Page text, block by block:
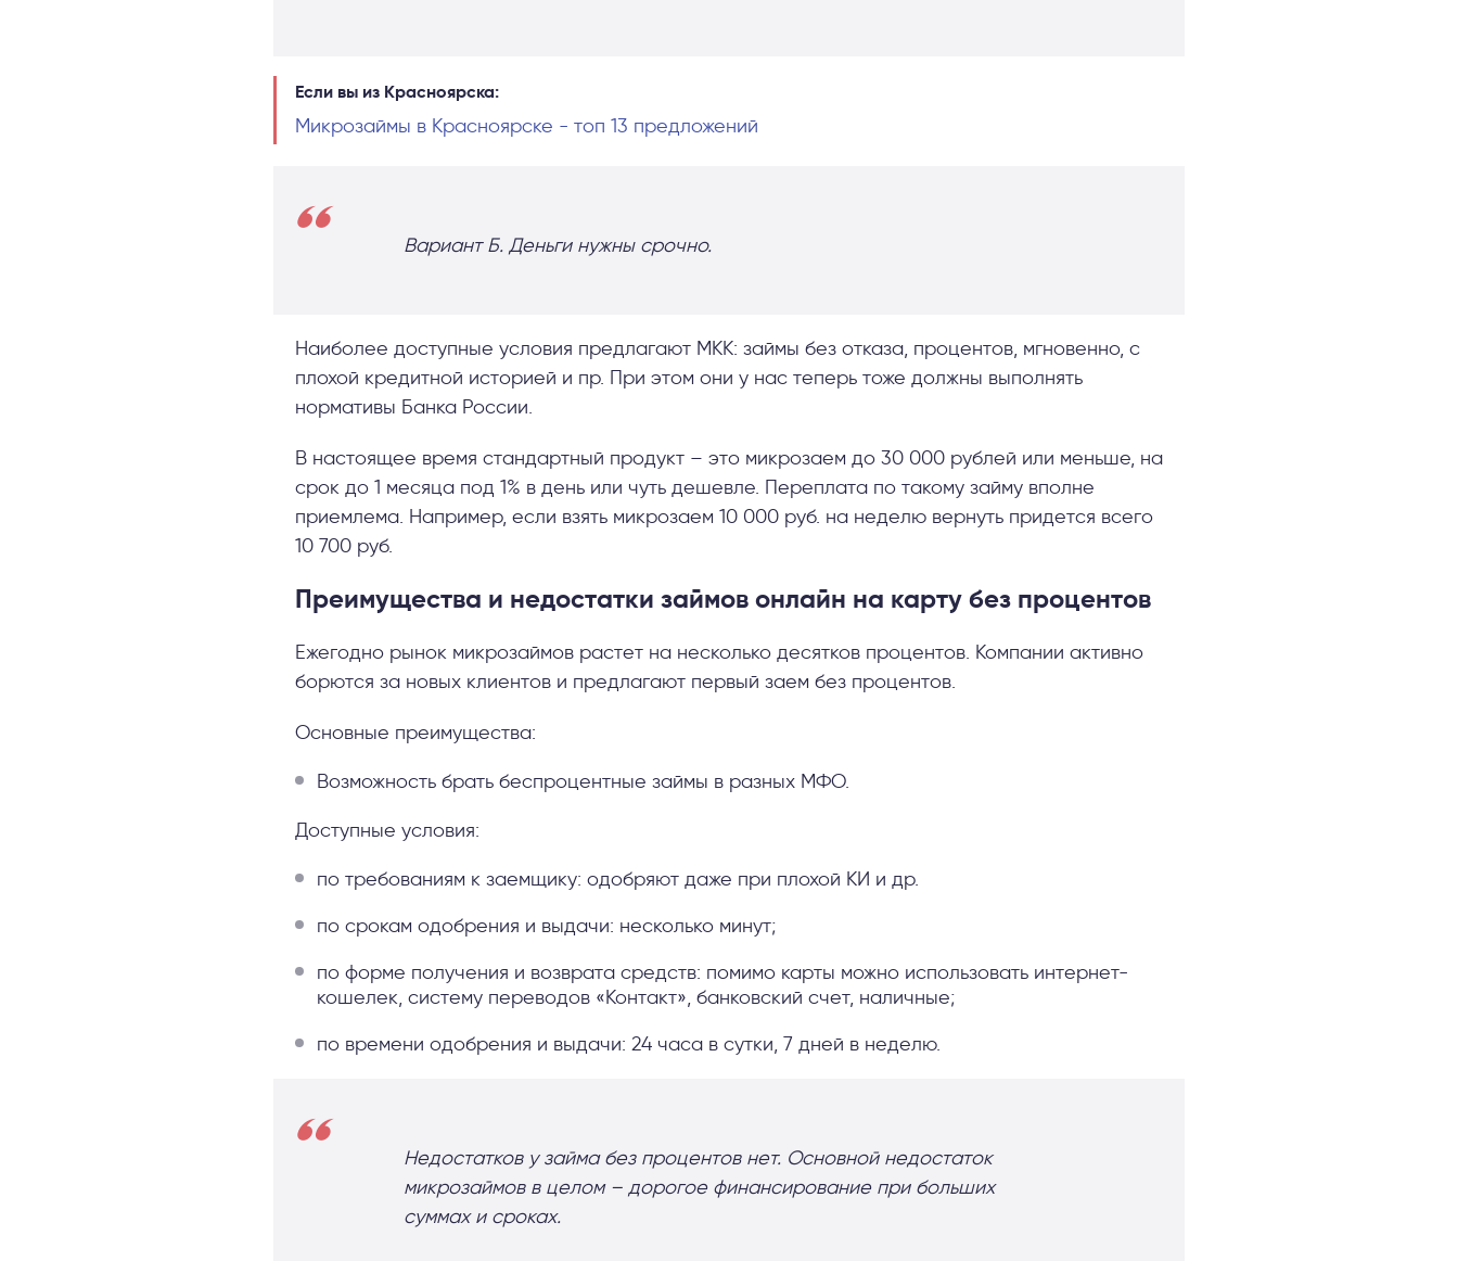
Если вы из Красноярска:
Микрозаймы в Красноярске - топ 13 предложений
Вариант Б. Деньги нужны срочно.
Наиболее доступные условия предлагают МКК: займы без отказа, процентов, мгновенно, с
плохой кредитной историей и пр. При этом они у нас теперь тоже должны выполнять
нормативы Банка России.
В настоящее время стандартный продукт – это микрозаем до 30 000 рублей или меньше, на
срок до 1 месяца под 1% в день или чуть дешевле. Переплата по такому займу вполне
приемлема. Например, если взять микрозаем 10 000 руб. на неделю вернуть придется всего
10 700 руб.
Преимущества и недостатки займов онлайн на карту без процентов
Ежегодно рынок микрозаймов растет на несколько десятков процентов. Компании активно
борются за новых клиентов и предлагают первый заем без процентов.
Основные преимущества:
Возможность брать беспроцентные займы в разных МФО.
Доступные условия:
по требованиям к заемщику: одобряют даже при плохой КИ и др.
по срокам одобрения и выдачи: несколько минут;
по форме получения и возврата средств: помимо карты можно использовать интернет-
кошелек, систему переводов «Контакт», банковский счет, наличные;
по времени одобрения и выдачи: 24 часа в сутки, 7 дней в неделю.
Недостатков у займа без процентов нет. Основной недостаток
микрозаймов в целом – дорогое финансирование при больших
суммах и сроках.